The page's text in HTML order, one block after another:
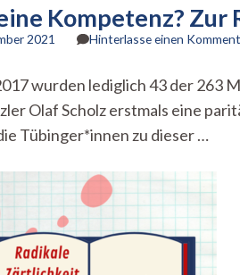
Kompetenz?
2021 Hinterlasse einen
wurden lediglich 43 der 263
Olaf Scholz erstmals eine
Tübinger*innen zu dieser …